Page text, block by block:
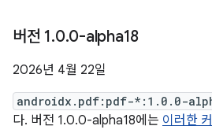
버전 1.0.0-alpha18
2026년 4월 22일
androidx.pdf:pdf-*:1.0.0-
다. 버전 1.0.0-alpha18에는 이러한